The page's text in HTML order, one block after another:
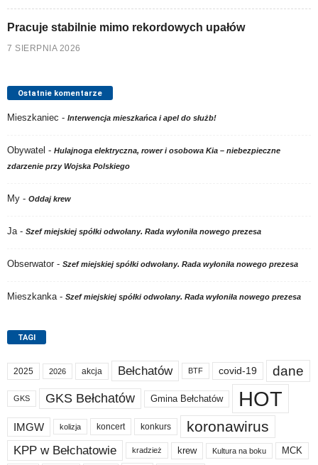
Pracuje stabilnie mimo rekordowych upałów
7 SIERPNIA 2026
Ostatnie komentarze
Mieszkaniec - Interwencja mieszkańca i apel do służb!
Obywatel - Hulajnoga elektryczna, rower i osobowa Kia – niebezpieczne
zdarzenie przy Wojska Polskiego
My - Oddaj krew
Ja - Szef miejskiej spółki odwołany. Rada wyłoniła nowego prezesa
Obserwator - Szef miejskiej spółki odwołany. Rada wyłoniła nowego prezesa
Mieszkanka - Szef miejskiej spółki odwołany. Rada wyłoniła nowego prezesa
TAGI
2025 2026 akcja Bełchatów BTF covid-19 dane
GKS GKS Bełchatów Gmina Bełchatów HOT
IMGW kolizja koncert konkurs koronawirus
KPP w Bełchatowie kradzież krew Kultura na boku MCK